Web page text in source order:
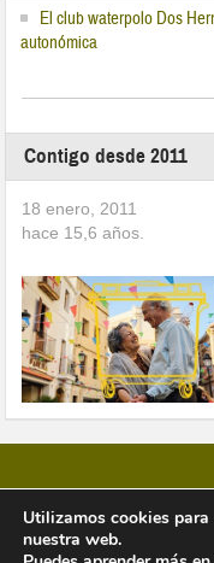
El club waterpolo Dos
autonómica
Contigo desde 2011
18 enero, 2011
hace 15,6 años.
Copyright © 2026 Vivir en
Utilizamos cookies
nuestra web.